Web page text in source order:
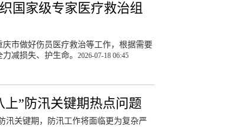
国家级专家医疗救治组
庆市做好伤员医疗救治等工作，根据需要
减损失、护生命。 2026-07-18 06:45
上”防汛关键期热点问题
汛关键期，防汛工作将面临更为复杂严